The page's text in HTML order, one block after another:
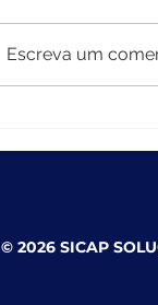
Escreva um
© 2026 SICAP